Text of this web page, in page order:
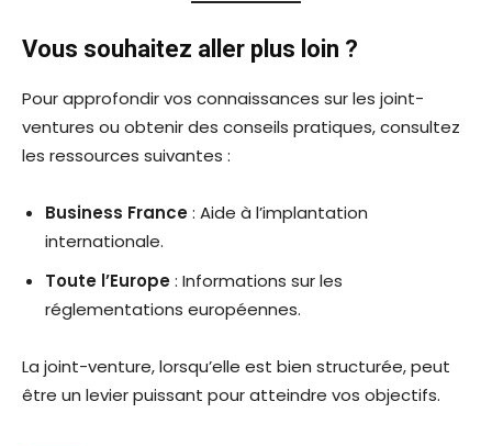
Vous souhaitez aller plus loin ?
Pour approfondir vos connaissances sur les joint-
ventures ou obtenir des conseils pratiques, consultez
les ressources suivantes :
Business France: Aide à l’implantation
internationale.
Toute l’Europe: Informations sur les
réglementations européennes.
La joint-venture, lorsqu’elle est bien structurée, peut
être un levier puissant pour atteindre vos objectifs.